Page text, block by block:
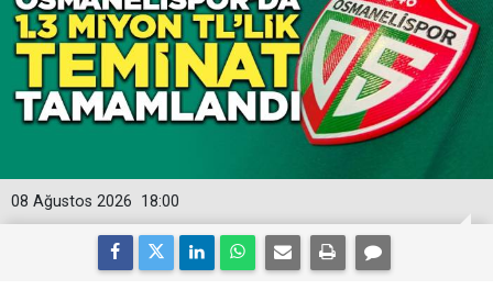
18:00
08 Ağustos 2026